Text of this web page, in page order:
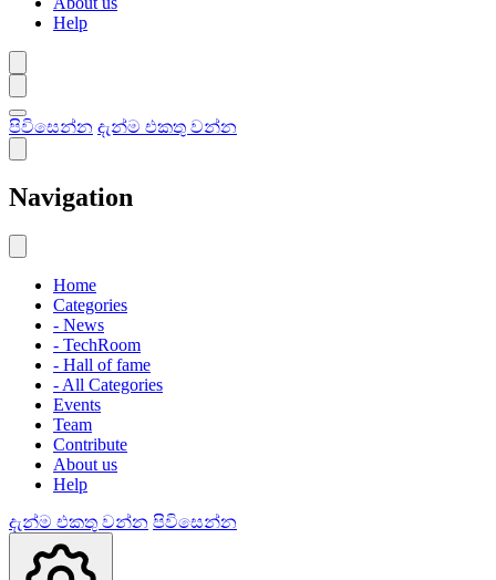
Help
පිවිසෙන්න දැන්ම එකතු වන්න
Navigation
Home
Categories
- News
- TechRoom
- Hall of fame
- All Categories
Events
Team
Contribute
About us
Help
දැන්ම එකතු වන්න පිවිසෙන්න